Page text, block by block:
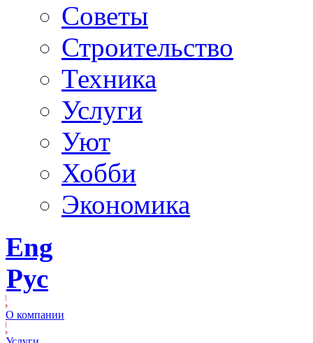
Советы
Строительство
Техника
Услуги
Уют
Хобби
Экономика
Eng
Рус
О компании